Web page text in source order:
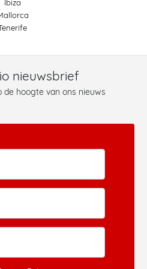
Ibiza
nieuwsbrief
de hoogte van ons nieuws